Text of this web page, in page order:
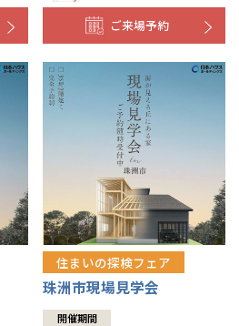
ご来場予約
住まいの探検フェア
珠洲市現場見学会
開催期間